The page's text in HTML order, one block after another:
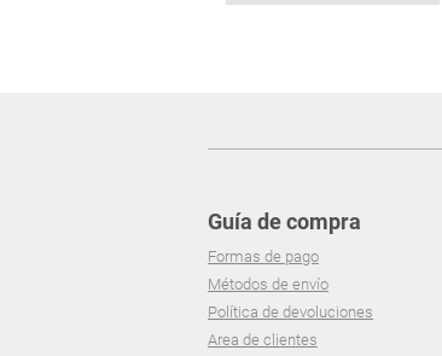
Guía de compra
Formas de pago
Métodos de envío
Política de devoluciones
Area de clientes